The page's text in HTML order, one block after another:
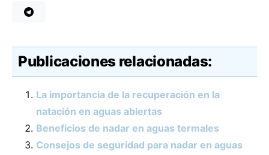
Publicaciones relacionadas:
La importancia de la recuperación en la
natación en aguas abiertas
Beneficios de nadar en aguas termales
Consejos de seguridad para nadar en aguas